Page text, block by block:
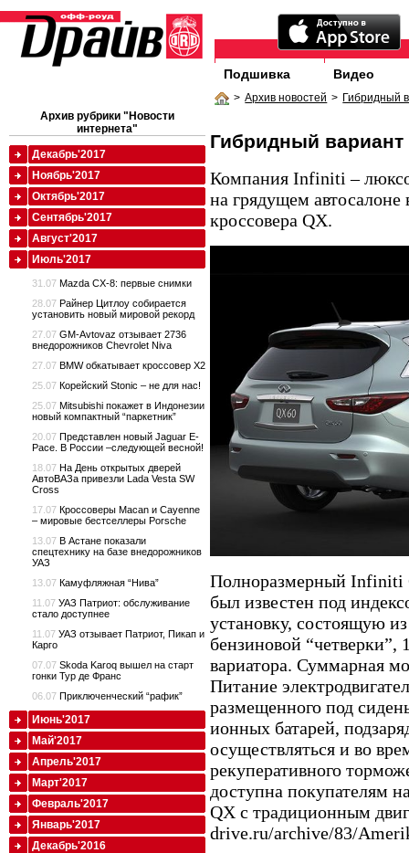
Подшивка Видео
> Архив новостей > Гибридный
Гибридный вариант
Компания Infiniti –
на грядущем
кроссовера QX.
Полноразмерный Infiniti
был известен под
установку, состоящую
бензиновой “четверки”,
вариатора. Суммарная
Питание
размещенного под
ионных батарей,
осуществляться и во
рекуперативного
доступна покупателям
QX с традиционным
drive.ru/archive/83/
Архив рубрики "Новости
интернета"
Декабрь'2017
Ноябрь'2017
Октябрь'2017
Сентябрь'2017
Август'2017
Июль'2017
31.07 Mazda CX-8: первые снимки
28.07 Райнер Цитлоу собирается
установить новый мировой рекорд
27.07 GM-Avtovaz отзывает 2736
внедорожников Chevrolet Niva
27.07 BMW обкатывает кроссовер X2
25.07 Корейский Stonic – не для нас!
25.07 Mitsubishi покажет в Индонезии
новый компактный “паркетник”
20.07 Представлен новый Jaguar E-
Pace. В России –следующей весной!
18.07 На День открытых дверей
АвтоВАЗа привезли Lada Vesta SW
Cross
17.07 Кроссоверы Macan и Cayenne
– мировые бестселлеры Porsche
13.07 В Астане показали
спецтехнику на базе внедорожников
УАЗ
13.07 Камуфляжная “Нива”
11.07 УАЗ Патриот: обслуживание
стало доступнее
11.07 УАЗ отзывает Патриот, Пикап и
Карго
07.07 Skoda Karoq вышел на старт
гонки Тур де Франс
06.07 Приключенческий “рафик”
Июнь'2017
Май'2017
Апрель'2017
Март'2017
Февраль'2017
Январь'2017
Декабрь'2016